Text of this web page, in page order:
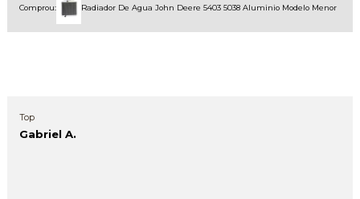
Comprou: Radiador De Agua John Deere 5403 5038 Aluminio Modelo Menor
Top
Gabriel A.